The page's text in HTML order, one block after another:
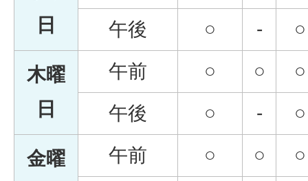
日
午後
○ - ○
木曜
日
午前 ○ ○
○
午後
○ - ○
金曜
午前 ○ ○
○